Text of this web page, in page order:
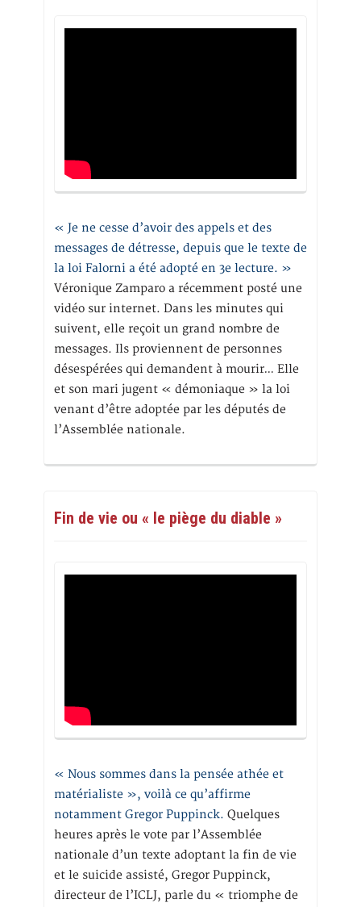
« Je ne cesse d’avoir des appels et des
messages de détresse, depuis que le texte de
la loi Falorni a été adopté en 3e lecture. »
Véronique Zamparo a récemment posté une
vidéo sur internet. Dans les minutes qui
suivent, elle reçoit un grand nombre de
messages. Ils proviennent de personnes
désespérées qui demandent à mourir… Elle
et son mari jugent « démoniaque » la loi
venant d’être adoptée par les députés de
l’Assemblée nationale.
Fin de vie ou « le piège du diable »
« Nous sommes dans la pensée athée et
matérialiste », voilà ce qu’affirme
notamment Gregor Puppinck. Quelques
heures après le vote par l’Assemblée
nationale d’un texte adoptant la fin de vie
et le suicide assisté, Gregor Puppinck,
directeur de l’ICLJ, parle du « triomphe de